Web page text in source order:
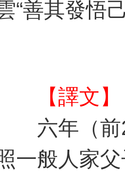
“善其發悟
【譯文】
六年（前
一般人家